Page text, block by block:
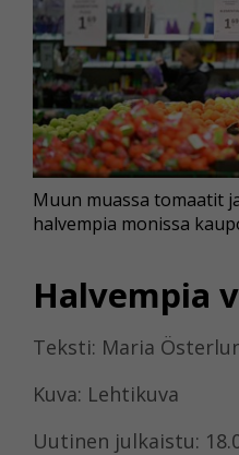
Halvempia
Teksti: Maria
Kuva: Lehtikuva
Uutinen julkaistu:
Muun muassa tomaatit
halvempia monissa